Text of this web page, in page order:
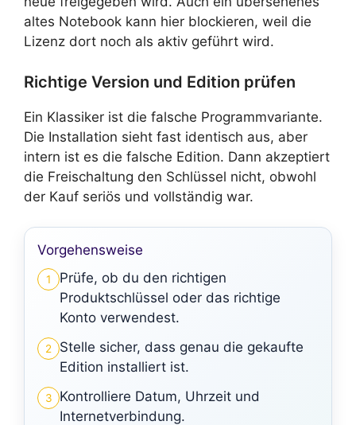
altes Notebook kann hier blockieren, weil die
Lizenz dort noch als aktiv geführt wird.
Richtige Version und Edition prüfen
Ein Klassiker ist die falsche Programmvariante.
Die Installation sieht fast identisch aus, aber
intern ist es die falsche Edition. Dann akzeptiert
die Freischaltung den Schlüssel nicht, obwohl
der Kauf seriös und vollständig war.
Vorgehensweise
1
Prüfe, ob du den richtigen
Produktschlüssel oder das richtige
Konto verwendest.
2
Stelle sicher, dass genau die gekaufte
Edition installiert ist.
3
Kontrolliere Datum, Uhrzeit und
Internetverbindung.